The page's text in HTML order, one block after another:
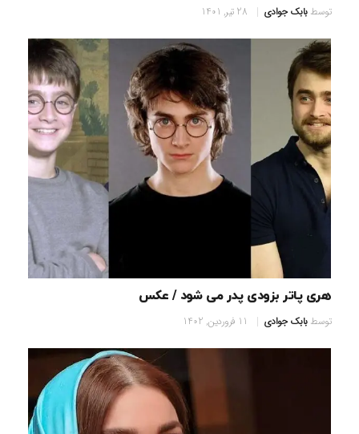
توسطبابک جوادی 28 تیر, 1401
هری پاتر بزودی پدر می شود / عکس
توسطبابک جوادی 11 فروردین, 1402